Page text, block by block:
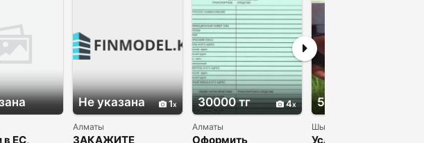
в ЕС,
Не указана 1
Алматы
ЗАКАЖИТЕ
30000 тг 4
Алматы
Оформить
50000 тг
Шымкент
Услуги по